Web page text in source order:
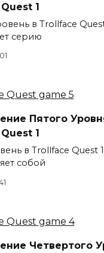
1
в Trollface
серию
Пятого
1
в Trollface Quest 1
собой
Четвертого